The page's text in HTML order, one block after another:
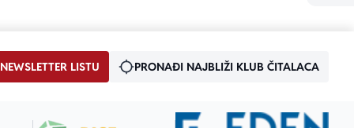
LISTU PRONAĐI NAJBLIŽI KLUB ČITALACA